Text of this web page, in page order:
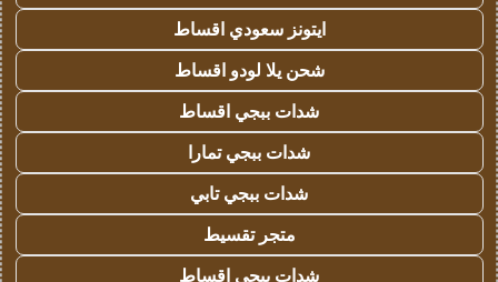
ايتونز سعودي اقساط
شحن يلا لودو اقساط
شدات ببجي اقساط
شدات ببجي تمارا
شدات ببجي تابي
متجر تقسيط
شدات ببجي اقساط